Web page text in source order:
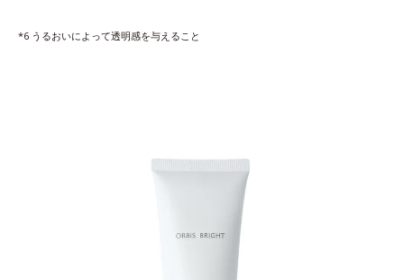
*6 うるおいによって透明感を与えること